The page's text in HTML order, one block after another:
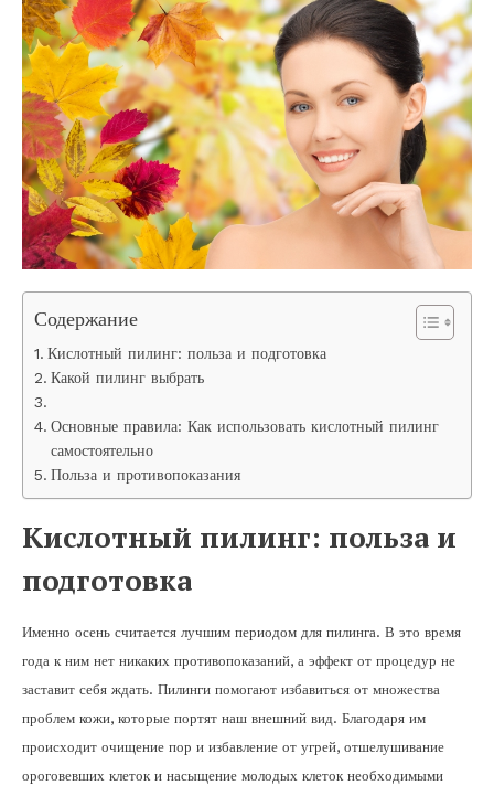
Содержание
Кислотный пилинг: польза и подготовка
Какой пилинг выбрать
Основные правила: Как использовать кислотный пилинг
самостоятельно
Польза и противопоказания
Кислотный пилинг: польза и
подготовка
Именно осень считается лучшим периодом для пилинга. В это время
года к ним нет никаких противопоказаний, а эффект от процедур не
заставит себя ждать. Пилинги помогают избавиться от множества
проблем кожи, которые портят наш внешний вид. Благодаря им
происходит очищение пор и избавление от угрей, отшелушивание
ороговевших клеток и насыщение молодых клеток необходимыми